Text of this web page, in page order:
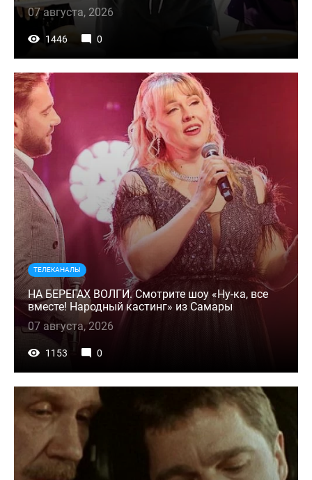
07 августа, 2026
1446 0
ТЕЛЕКАНАЛЫ
НА БЕРЕГАХ ВОЛГИ. Смотрите шоу «Ну-ка, все
вместе! Народный кастинг» из Самары
07 августа, 2026
1153 0